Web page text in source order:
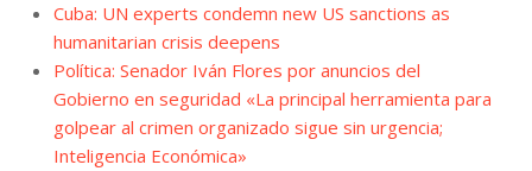
Cuba: UN experts condemn new US sanctions as
humanitarian crisis deepens
Política: Senador Iván Flores por anuncios del
Gobierno en seguridad «La principal herramienta para
golpear al crimen organizado sigue sin urgencia;
Inteligencia Económica»